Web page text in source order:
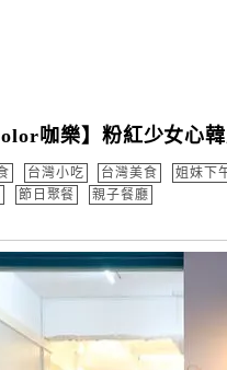
咖樂】粉紅少女心
台灣小吃 台灣美食
姐妹下
節日聚餐
親子餐廳